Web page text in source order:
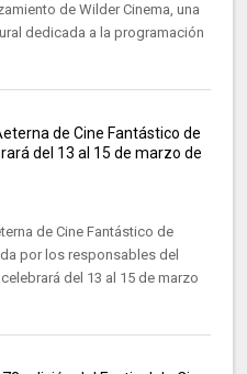
de Wilder Cinema, una
dedicada a la programación
de Cine Fantástico de
del 13 al 15 de marzo de
de Cine Fantástico de
por los responsables del
del 13 al 15 de marzo